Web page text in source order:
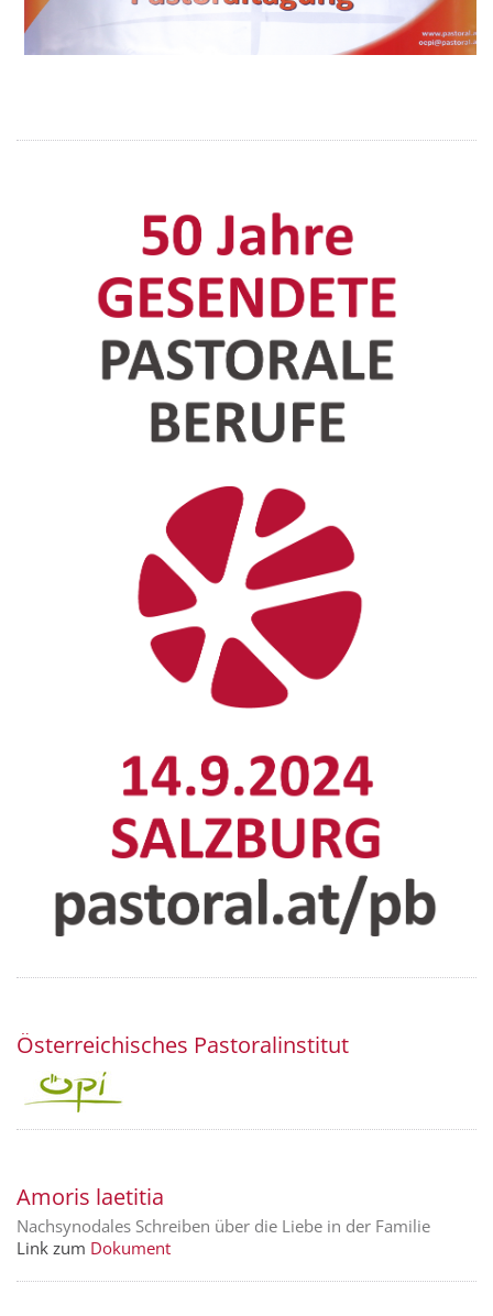
Österreichisches Pastoralinstitut
Amoris laetitia
Nachsynodales Schreiben über die Liebe in der Familie
Link zum Dokument